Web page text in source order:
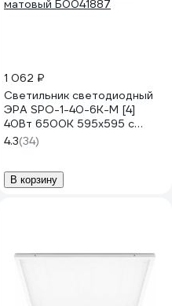
1 062 ₽
Светильник светодиодный
ЭРА SPO-1-40-6K-M [4]
40Вт 6500К 595x595 с
равномерной засветкой
матовый Б0041887
4.3(34)
В корзину